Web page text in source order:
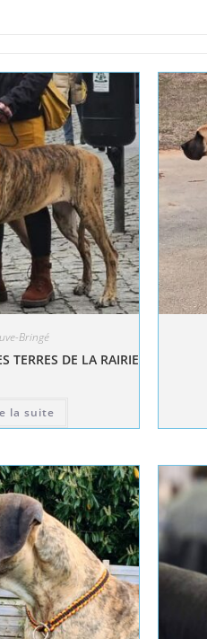
Bringé
TERRES DE LA RAIRIE
la suite